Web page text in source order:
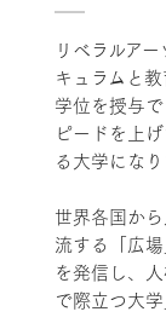
リベラルア
キュラムと
学位を授与
ピードを上
る大学になり
世界各国か
流する「広
を発信し、
で際立つ大